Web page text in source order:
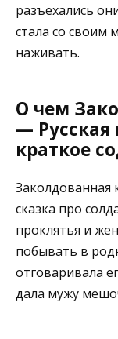
разъехались
стала со своим
наживать.
О чем
— Русская
краткое
Заколдованная
сказка про
проклятья и
побывать в
отговаривала
дала мужу